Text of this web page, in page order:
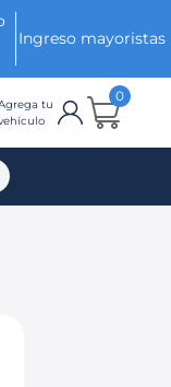
Ingreso mayoristas
tu
0